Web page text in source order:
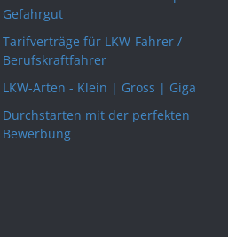
Gefahrgut
Tarifverträge für LKW-Fahrer /
Berufskraftfahrer
LKW-Arten - Klein | Gross | Giga
Durchstarten mit der perfekten
Bewerbung